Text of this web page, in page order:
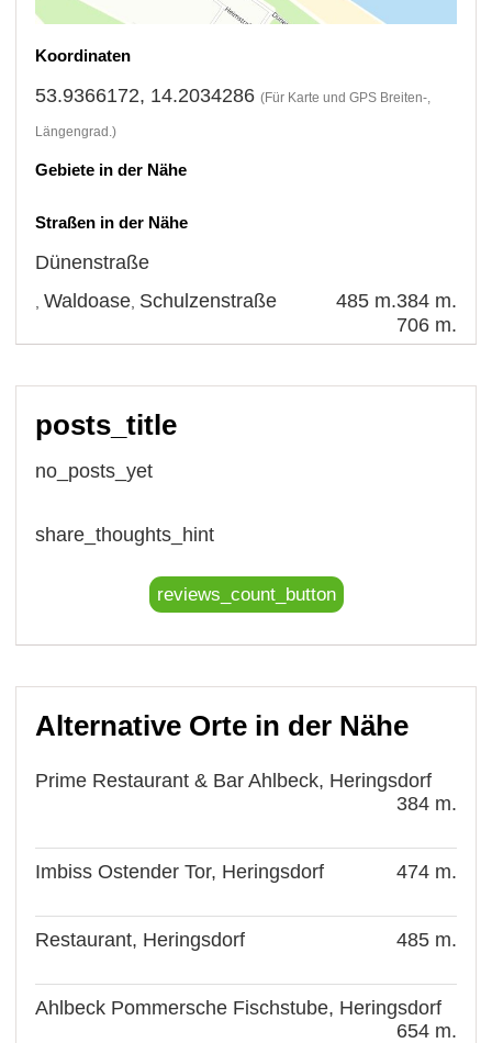
Koordinaten
53.9366172, 14.2034286 (Für Karte und GPS Breiten-,
Längengrad.)
Gebiete in der Nähe
Straßen in der Nähe
Dünenstraße
384 m.
,Waldoase 485 m.
Schulzenstraße
706 m.
posts_title
no_posts_yet
share_thoughts_hint
reviews_count_button
Alternative Orte in der Nähe
Prime Restaurant & Bar Ahlbeck, Heringsdorf
384 m.
Imbiss Ostender Tor, Heringsdorf 474 m.
Restaurant, Heringsdorf 485 m.
Ahlbeck Pommersche Fischstube, Heringsdorf
654 m.